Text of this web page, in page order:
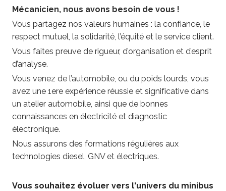
Mécanicien, nous avons besoin de vous !
Vous partagez nos valeurs humaines : la confiance, le
respect mutuel, la solidarité, l’équité et le service client.
Vous faites preuve de rigueur, d’organisation et d’esprit
d’analyse.
Vous venez de l’automobile, ou du poids lourds, vous
avez une 1ere expérience réussie et significative dans
un atelier automobile, ainsi que de bonnes
connaissances en électricité et diagnostic
électronique.
Nous assurons des formations régulières aux
technologies diesel, GNV et électriques.
Vous souhaitez évoluer vers l'univers du minibus